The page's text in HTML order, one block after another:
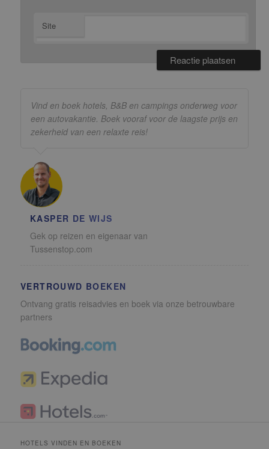
Site
Vind en boek hotels, B&B en campings onderweg voor
een autovakantie. Boek vooraf voor de laagste prijs en
zekerheid van een relaxte reis!
KASPER DE WIJS
Gek op reizen en eigenaar van
Tussenstop.com
VERTROUWD BOEKEN
Ontvang gratis reisadvies en boek via onze betrouwbare
partners
HOTELS VINDEN EN BOEKEN